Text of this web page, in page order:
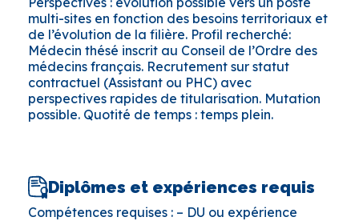
multi-sites en fonction des besoins territoriaux et
de l’évolution de la filière. Profil recherché:
Médecin thésé inscrit au Conseil de l’Ordre des
médecins français. Recrutement sur statut
contractuel (Assistant ou PHC) avec
perspectives rapides de titularisation. Mutation
possible. Quotité de temps : temps plein.
Diplômes et expériences requis
Compétences requises : – DU ou expérience